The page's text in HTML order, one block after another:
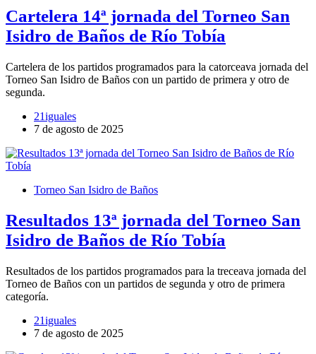
Cartelera 14ª jornada del Torneo San
Isidro de Baños de Río Tobía
Cartelera de los partidos programados para la catorceava jornada del
Torneo San Isidro de Baños con un partido de primera y otro de
segunda.
21iguales
7 de agosto de 2025
Torneo San Isidro de Baños
Resultados 13ª jornada del Torneo San
Isidro de Baños de Río Tobía
Resultados de los partidos programados para la treceava jornada del
Torneo de Baños con un partidos de segunda y otro de primera
categoría.
21iguales
7 de agosto de 2025